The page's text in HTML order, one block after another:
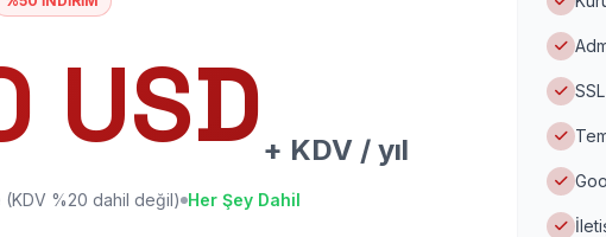
USD + KDV / yıl
(KDV %20 dahil değil) Her Şey Dahil